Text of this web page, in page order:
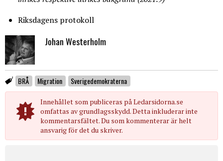
Riksdagens protokoll
Johan Westerholm
BRÅ Migration Sverigedemokraterna
Innehållet som publiceras på Ledarsidorna.se
omfattas av grundlagsskydd. Detta inkluderar inte
kommentarsfältet. Du som kommenterar är helt
ansvarig för det du skriver.